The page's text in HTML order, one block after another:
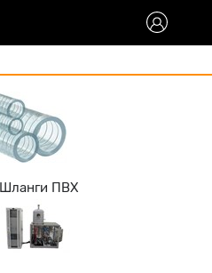
Шланги ПВХ